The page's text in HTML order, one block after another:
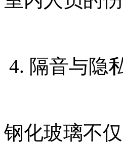
4. 隔音与隐
钢化玻璃不